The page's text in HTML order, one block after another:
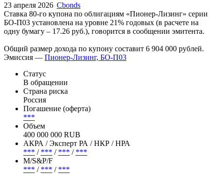
23 апреля 2026 Cbonds
Ставка 80-го купона по облигациям «Пионер-Лизинг» серии
БО-П03 установлена на уровне 21% годовых (в расчете на
одну бумагу – 17.26 руб.), говорится в сообщении эмитента.
Общий размер дохода по купону составит 6 904 000 рублей.
Эмиссия — Пионер-Лизинг, БО-П03
Статус
В обращении
Страна риска
Россия
Погашение (оферта)
***
Объем
400 000 000 RUB
АКРА / Эксперт РА / НКР / НРА
*** / *** / *** / ***
М/S&P/F
*** / *** / ***